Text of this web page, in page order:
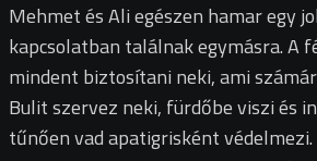
Mehmet és Ali egészen hamar egy
kapcsolatban találnak egymásra. A
mindent biztosítani neki, ami
Bulit szervez neki, fürdőbe viszi és
tűnően vad apatigrisként